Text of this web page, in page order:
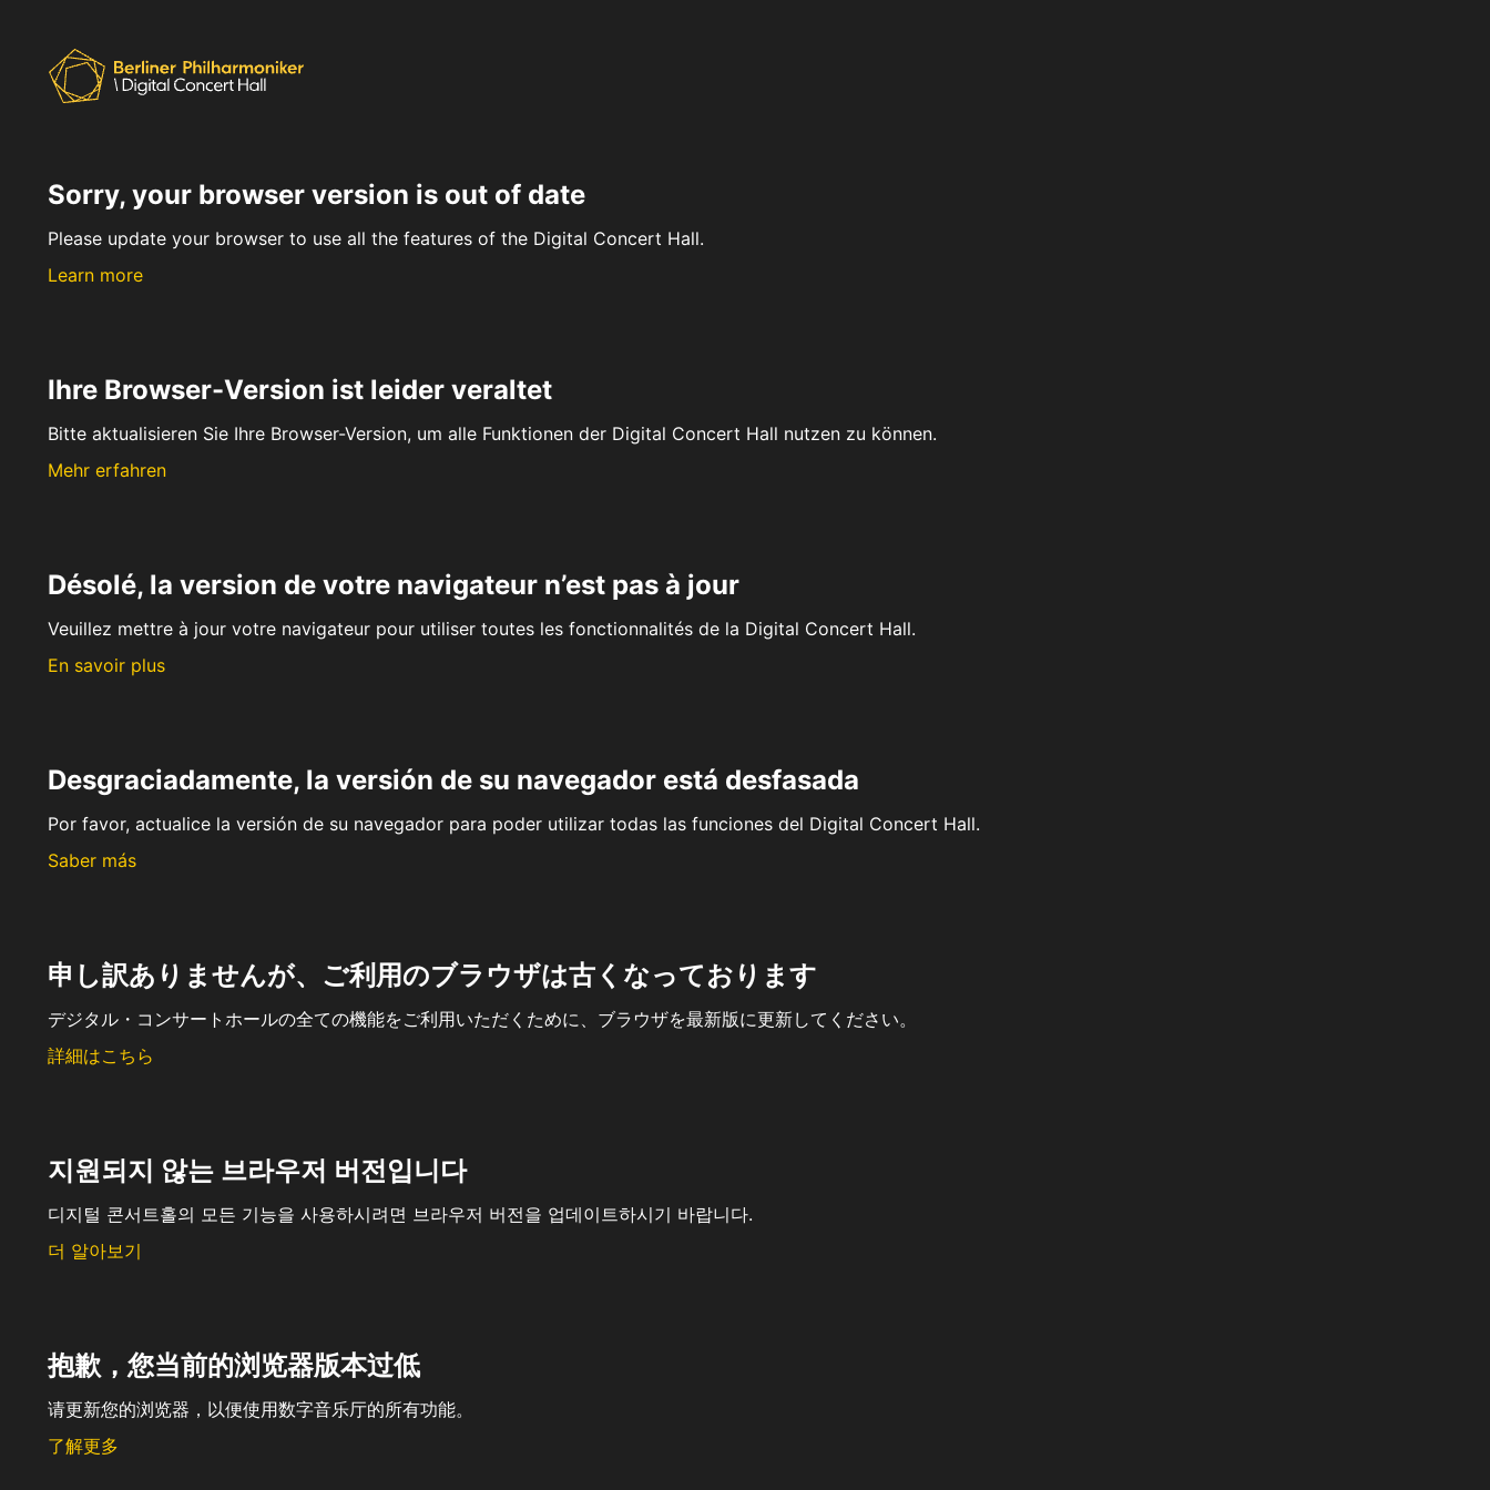
Sorry, your browser version is out of date
Please update your browser to use all the features of the Digital Concert Hall.
Learn more
Ihre Browser-Version ist leider veraltet
Bitte aktualisieren Sie Ihre Browser-Version, um alle Funktionen der Digital Concert Hall nutzen zu können.
Mehr erfahren
Désolé, la version de votre navigateur n’est pas à jour
Veuillez mettre à jour votre navigateur pour utiliser toutes les fonctionnalités de la Digital Concert Hall.
En savoir plus
Desgraciadamente, la versión de su navegador está desfasada
Por favor, actualice la versión de su navegador para poder utilizar todas las funciones del Digital Concert Hall.
Saber más
申し訳ありませんが、ご利用のブラウザは古くなっております
デジタル・コンサートホールの全ての機能をご利用いただくために、ブラウザを最新版に更新してください。
詳細はこちら
지원되지 않는 브라우저 버전입니다
디지털 콘서트홀의 모든 기능을 사용하시려면 브라우저 버전을 업데이트하시기 바랍니다.
더 알아보기
抱歉，您当前的浏览器版本过低
请更新您的浏览器，以便使用数字音乐厅的所有功能。
了解更多